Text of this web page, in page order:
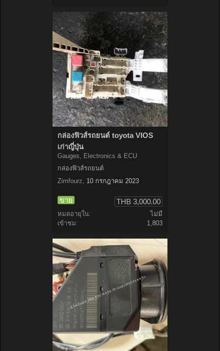
กล่องฟิวส์รถยนต์ toyota VIOS
เก่าญี่ปุ่น
Gauges, Electronics & ECU
กล่องฟิวส์รถยนต์
Zimfourz
10 กรกฎาคม 2023
ขาย THB 3,000.00
หมดอายุใน:
ไม่มี
เข้าชม:
1,803